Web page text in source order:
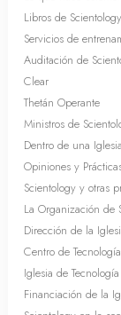
Libros de
Servicios de
Auditación de
Clear
Thetán Operante
Ministros de
Dentro de una Iglesia
Opiniones y
Scientology y otras
La Organización de
Dirección de la
Centro de
Iglesia de
Financiación de la